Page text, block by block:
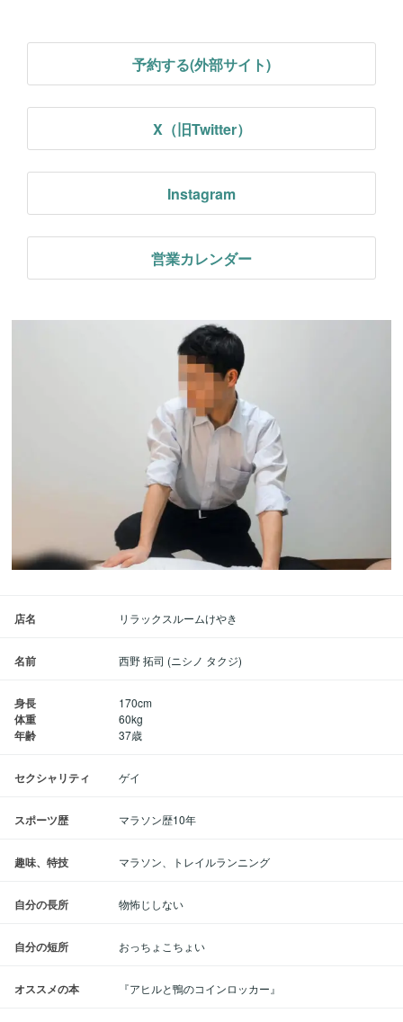
予約する(外部サイト)
X（旧Twitter）
Instagram
営業カレンダー
店名 リラックスルームけやき
名前 西野 拓司 (ニシノ タクジ)
身長
体重
年齢
170cm
60kg
37歳
セクシャリティ ゲイ
スポーツ歴 マラソン歴10年
趣味、特技 マラソン、トレイルランニング
自分の長所 物怖じしない
自分の短所 おっちょこちょい
オススメの本 『アヒルと鴨のコインロッカー』